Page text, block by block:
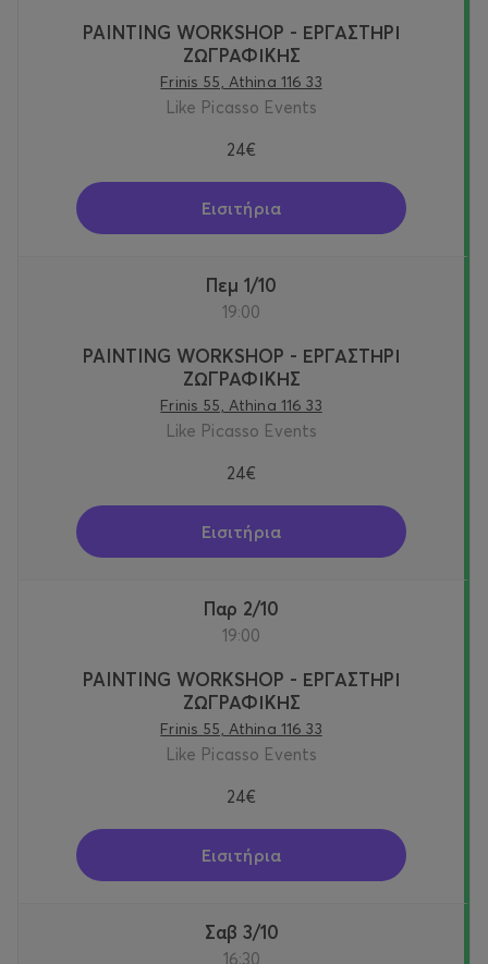
PAINTING WORKSHOP - ΕΡΓΑΣΤΗΡΙ
ΖΩΓΡΑΦΙΚΗΣ
Frinis 55, Athina 116 33
Like Picasso Events
24€
Εισιτήρια
Πεμ 1/10
19:00
PAINTING WORKSHOP - ΕΡΓΑΣΤΗΡΙ
ΖΩΓΡΑΦΙΚΗΣ
Frinis 55, Athina 116 33
Like Picasso Events
24€
Εισιτήρια
Παρ 2/10
19:00
PAINTING WORKSHOP - ΕΡΓΑΣΤΗΡΙ
ΖΩΓΡΑΦΙΚΗΣ
Frinis 55, Athina 116 33
Like Picasso Events
24€
Εισιτήρια
Σαβ 3/10
16:30